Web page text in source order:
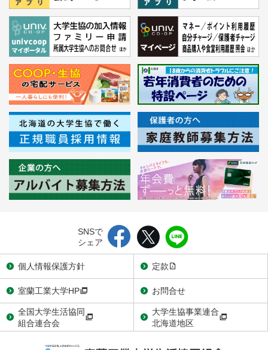
SNSで
シェア
個人情報保護方針
定款
室蘭工業大学HP
お問合せ
全国大学生活協同
組合連合会
大学生協事業連合
北海道地区